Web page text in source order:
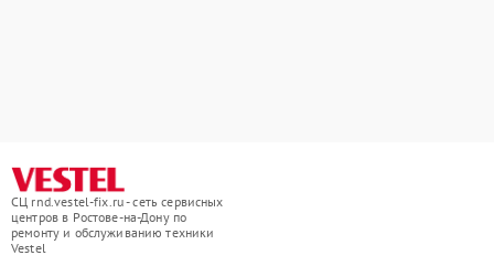
СЦ rnd.vestel-fix.ru - сеть сервисных
центров в Ростове-на-Дону по
ремонту и обслуживанию техники
Vestel